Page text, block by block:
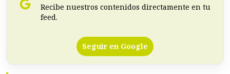
Recibe nuestros contenidos directamente en tu
feed.
Seguir en Google